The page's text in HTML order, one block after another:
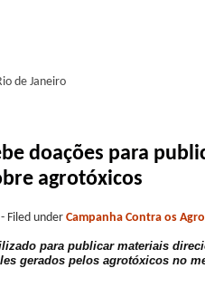
de Janeiro
doações para
agrotóxicos
- Filed under Campanha Contra os
para publicar materiais
gerados pelos agrotóxicos no